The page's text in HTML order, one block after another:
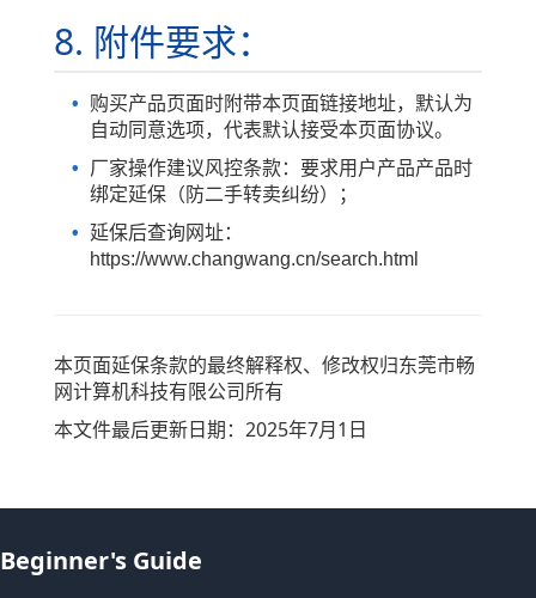
8. 附件要求：
购买产品页面时附带本页面链接地址，默认为
自动同意选项，代表默认接受本页面协议。
厂家操作建议风控条款：要求用户产品产品时
绑定延保（防二手转卖纠纷）；
延保后查询网址：
https://www.changwang.cn/search.html
本页面延保条款的最终解释权、修改权归东莞市畅
网计算机科技有限公司所有
本文件最后更新日期：2025年7月1日
Beginner's Guide